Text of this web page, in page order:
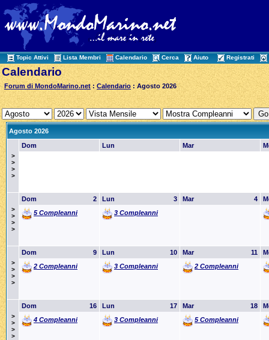
Topic Attivi Lista Membri Calendario Cerca Aiuto Registrati
Calendario
Forum di MondoMarino.net :Calendario : Agosto 2026
Agosto 2026
>
>
>
>
Dom Lun Mar
>
>
>
>
2
Dom
5 Compleanni
3
Lun
3 Compleanni
4
Mar
>
>
>
>
9
Dom
2 Compleanni
10
Lun
3 Compleanni
11
Mar
2 Compleanni
>
>
>
>
16
Dom
4 Compleanni
17
Lun
3 Compleanni
18
Mar
5 Compleanni